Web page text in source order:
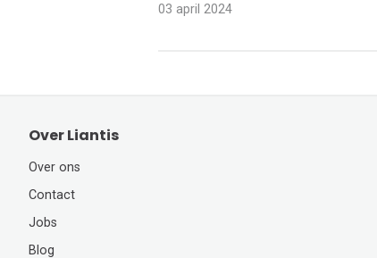
03 april 2024
Over Liantis
Over ons
Contact
Jobs
Blog